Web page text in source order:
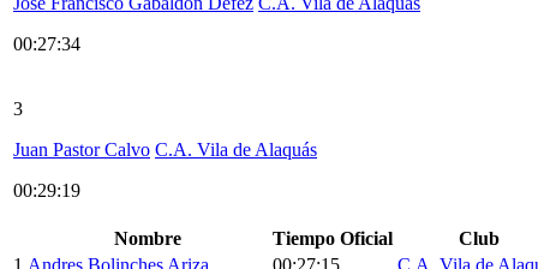
00:27:34
3
Juan Pastor Calvo C.A. Vila de Alaquás
00:29:19
Nombre Tiempo Oficial
Club
1 Andres Bolinches Ariza 00:27:15 C.A. Vila de